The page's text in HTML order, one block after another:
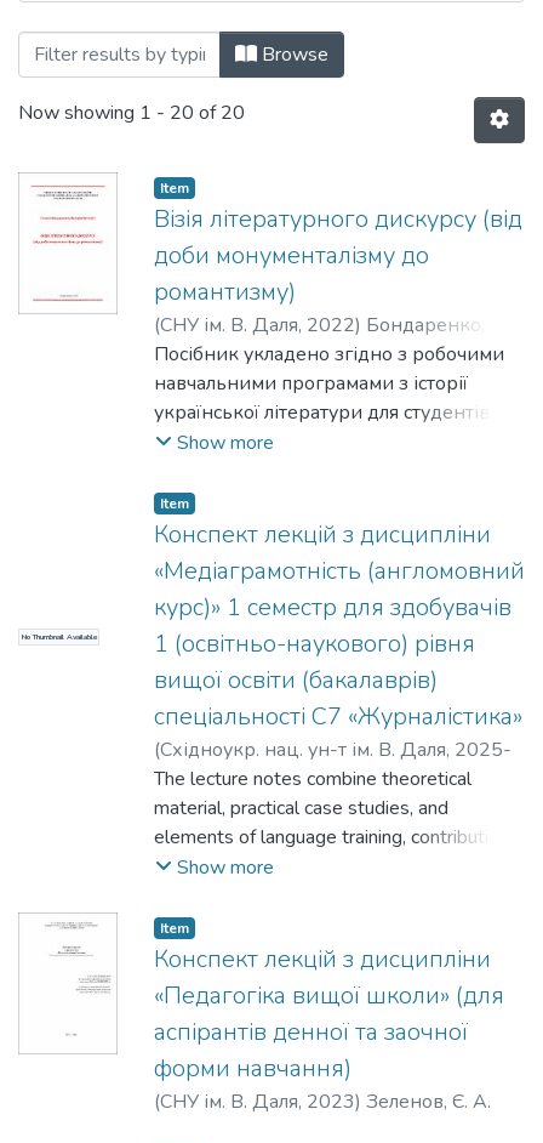
Browsing Навчально-методичні
Browse
Now showing 1 - 20 of 20
Item
Візія літературного дискурсу (від
доби монументалізму до
романтизму)
(СНУ ім. В. Даля, 2022) Бондаренко, Г.
П.;Пустовіт, В. Ю.;Бондаренко, Галина
Пустовіт, Валерія
Посібник укладено згідно з робочими
навчальними програмами з історії
української літератури для студентів
гуманітарних спеціальностей.
допомогти здобувачам вищої освіти
поглибити й закріпити теоретичні
відомості, виробити навички
самостійного опрацювання літератури
та вміння узагальнювати і робити
висновки. Оригінальність і новизна
змісту і структури посібника допоможе
осягнути складний і неоднорідний
розвиток національної історії
літератури й культури.
Show more
No Thumbnail Available
Item
Конспект лекцій з дисципліни
«Медіаграмотність (англомовний
курс)» 1 семестр для здобувачів
1 (освітньо-наукового) рівня
вищої освіти (бакалаврів)
спеціальності С7 «Журналістика»
(Східноукр. нац. ун-т ім. В. Даля, 2025-
12-30)Зайцева Станіслава
The lecture notes combine theoretical
material, practical case studies, and
elements of language training, contributing
to the development of a competent,
materials are intended for students with an
A2–B1 level of English proficiency and
meet the theoretical training requirements
for first-cycle (bachelor’s level) students of
the Faculty o of Human Health at the
Volodymyr Dahl East Ukrainian National
University. The lecture notes are designed
Show more
Item
Конспект лекцій з дисципліни
«Педагогіка вищої школи» (для
аспірантів денної та заочної
форми навчання)
(СНУ ім. В. Даля, 2023) Зеленов, Є. А.